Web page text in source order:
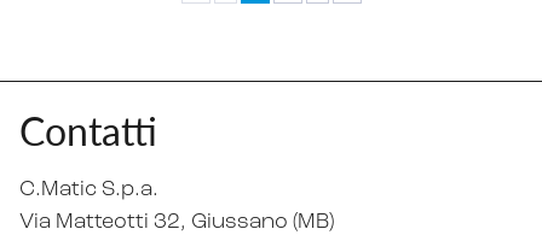
Contatti
C.Matic S.p.a.
Via Matteotti 32, Giussano (MB)